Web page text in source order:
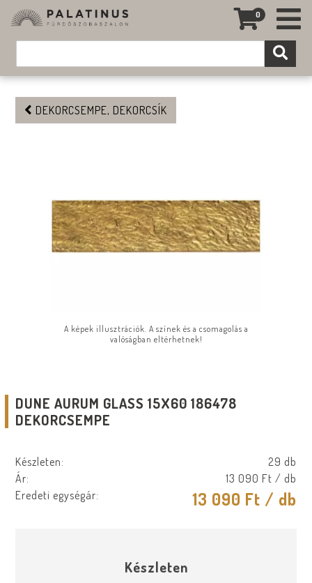
0
DEKORCSEMPE, DEKORCSÍK
A képek illusztrációk. A színek és a csomagolás a
valóságban eltérhetnek!
DUNE AURUM GLASS 15X60 186478
DEKORCSEMPE
Készleten:
29 db
Ár:
13 090 Ft / db
Eredeti egységár:
13 090 Ft / db
Készleten